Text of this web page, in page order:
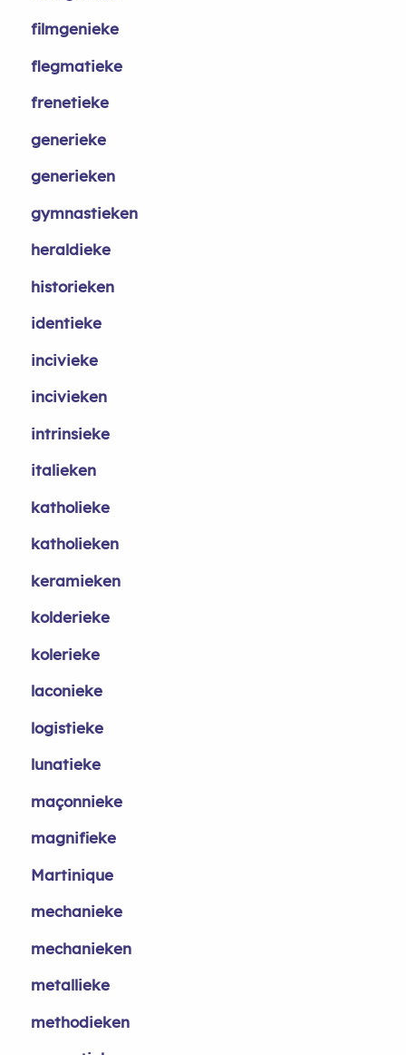
filmgenieke
flegmatieke
frenetieke
generieke
generieken
gymnastieken
heraldieke
historieken
identieke
incivieke
incivieken
intrinsieke
italieken
katholieke
katholieken
keramieken
kolderieke
kolerieke
laconieke
logistieke
lunatieke
maçonnieke
magnifieke
Martinique
mechanieke
mechanieken
metallieke
methodieken